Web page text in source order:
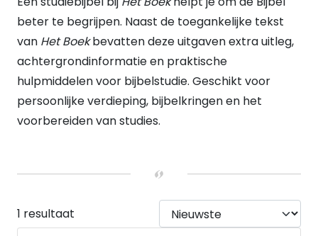
(1)
VERWACHT
HEEFT DUMMY VOORRAAD
Nee (1)
UITVOERING
beter te begrijpen. Naast de toegankelijke tekst
van Het Boekbevatten deze uitgaven extra uitleg,
achtergrondinformatie en praktische
hulpmiddelen voor bijbelstudie. Geschikt voor
persoonlijke verdieping, bijbelkringen en het
voorbereiden van studies.
1 resultaat